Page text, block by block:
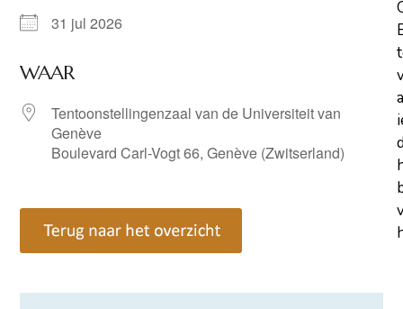
31 jul 2026
WAAR
Tentoonstellingenzaal van de Universiteit van
Genève
Boulevard Carl-Vogt 66, Genève (Zwitserland)